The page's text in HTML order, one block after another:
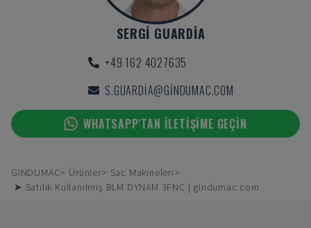
SERGI GUARDIA
+49 162 4027635
S.GUARDIA@GINDUMAC.COM
WHATSAPP'TAN ILETIŞIME GEÇIN
GINDUMAC Ürünler
Sac Makineleri
➤ Satılık Kullanılmış BLM DYNAM 3FNC | gindumac.com